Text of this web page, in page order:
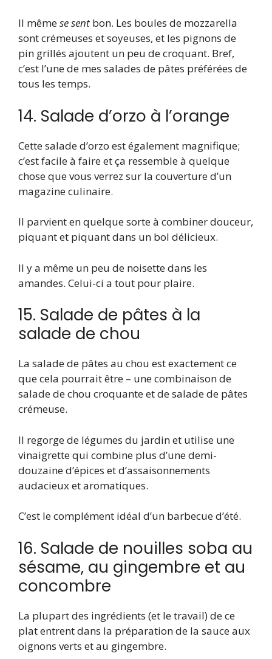
Il mêmese sent bon. Les boules de mozzarella
sont crémeuses et soyeuses, et les pignons de
pin grillés ajoutent un peu de croquant. Bref,
c’est l’une de mes salades de pâtes préférées de
tous les temps.
14. Salade d’orzo à l’orange
Cette salade d’orzo est également magnifique;
c’est facile à faire et ça ressemble à quelque
chose que vous verrez sur la couverture d’un
magazine culinaire.
Il parvient en quelque sorte à combiner douceur,
piquant et piquant dans un bol délicieux.
Il y a même un peu de noisette dans les
amandes. Celui-ci a tout pour plaire.
15. Salade de pâtes à la
salade de chou
La salade de pâtes au chou est exactement ce
que cela pourrait être – une combinaison de
salade de chou croquante et de salade de pâtes
crémeuse.
Il regorge de légumes du jardin et utilise une
vinaigrette qui combine plus d’une demi-
douzaine d’épices et d’assaisonnements
audacieux et aromatiques.
C’est le complément idéal d’un barbecue d’été.
16. Salade de nouilles soba au
sésame, au gingembre et au
concombre
La plupart des ingrédients (et le travail) de ce
plat entrent dans la préparation de la sauce aux
oignons verts et au gingembre.